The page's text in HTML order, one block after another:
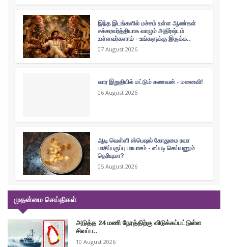
இந்த இடங்களில் மச்சம் உள்ள ஆண்கள்
சக்கரவர்த்தியாக வாழும் அதிர்ஷ்டம்
உள்ளவர்களாம் - உங்களுக்கு இருக்க..
07 August 2026
வார இறுதியில் மட்டும் கணவன் - மனைவி!
06 August 2026
ஆடி வெள்ளி ஸ்பெஷல் கோதுமை ரவா
பாசிப்பருப்பு பாயாசம் - எப்படி செய்யணும்
தெரியுமா?
05 August 2026
முதன்மை செய்திகள்
அடுத்த 24 மணி நேரத்திற்கு விடுக்கப்பட்டுள்ள
சிவப்ப..
10 August 2026